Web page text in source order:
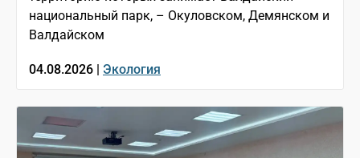
национальный парк, – Окуловском, Демянском и
Валдайском
04.08.2026 | Экология